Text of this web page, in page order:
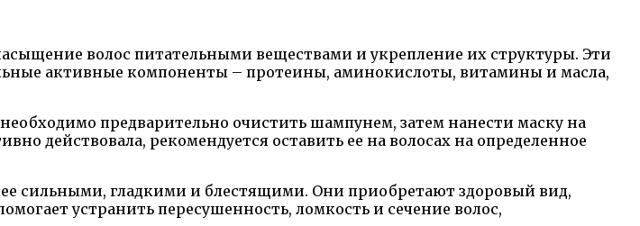
волос питательными веществами и укрепление их структуры. Эти
активные компоненты – протеины, аминокислоты, витамины и масла,
предварительно очистить шампунем, затем нанести маску на
действовала, рекомендуется оставить ее на волосах на определенное
сильными, гладкими и блестящими. Они приобретают здоровый вид,
устранить пересушенность, ломкость и сечение волос,